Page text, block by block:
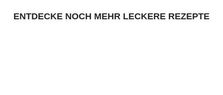
ENTDECKE NOCH MEHR LECKERE REZEPTE